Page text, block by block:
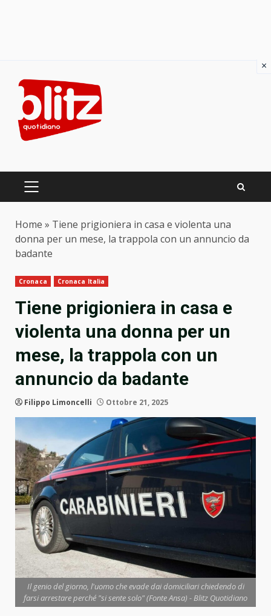
content
PRIMARY
Home » Tiene prigioniera in casa e violenta una
donna per un mese, la trappola con un annuncio da
badante
Cronaca Cronaca Italia
Tiene prigioniera in casa e
violenta una donna per un
mese, la trappola con un
annuncio da badante
Filippo Limoncelli Ottobre 21, 2025
Il genio del giorno, l'uomo che evade dai domiciliari chiedendo di
farsi arrestare perché "si sente solo" (Fonte Ansa) - Blitz Quotidiano
×